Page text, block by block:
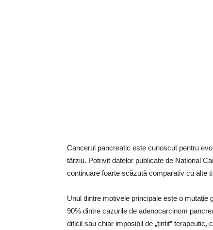
Cancerul pancreatic este cunoscut pentru
târziu. Potrivit datelor publicate de National
continuare foarte scăzută comparativ cu alte
Unul dintre motivele principale este o
90% dintre cazurile de adenocarcinom
dificil sau chiar imposibil de „țintit”